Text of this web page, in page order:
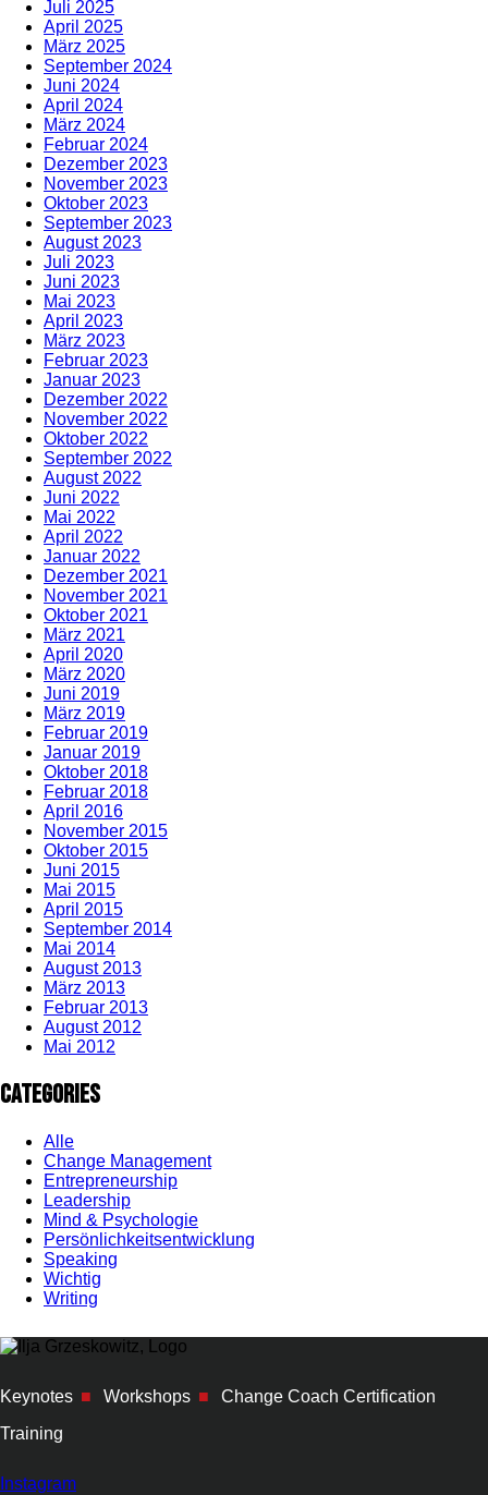
Juli 2025
April 2025
März 2025
September 2024
Juni 2024
April 2024
März 2024
Februar 2024
Dezember 2023
November 2023
Oktober 2023
September 2023
August 2023
Juli 2023
Juni 2023
Mai 2023
April 2023
März 2023
Februar 2023
Januar 2023
Dezember 2022
November 2022
Oktober 2022
September 2022
August 2022
Juni 2022
Mai 2022
April 2022
Januar 2022
Dezember 2021
November 2021
Oktober 2021
März 2021
April 2020
März 2020
Juni 2019
März 2019
Februar 2019
Januar 2019
Oktober 2018
Februar 2018
April 2016
November 2015
Oktober 2015
Juni 2015
Mai 2015
April 2015
September 2014
Mai 2014
August 2013
März 2013
Februar 2013
August 2012
Mai 2012
Categories
Alle
Change Management
Entrepreneurship
Leadership
Mind & Psychologie
Persönlichkeitsentwicklung
Speaking
Wichtig
Writing
Keynotes ■ Workshops ■
Change Coach Certification
Training
Instagram